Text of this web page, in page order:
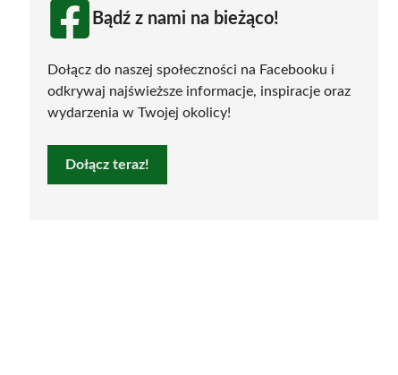
Bądź z nami na bieżąco!
Dołącz do naszej społeczności na Facebooku i
odkrywaj najświeższe informacje, inspiracje oraz
wydarzenia w Twojej okolicy!
Dołącz teraz!